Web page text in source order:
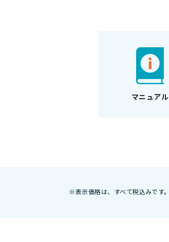
マニュアル
※表示価格は、すべて税込みです。